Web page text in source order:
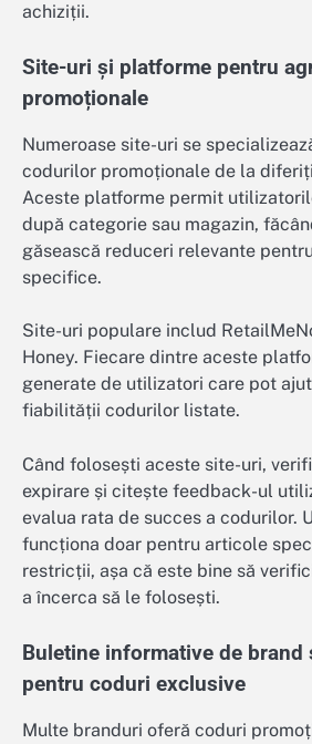
achiziții.
Site-uri și platforme pentru
promoționale
Numeroase site-uri se
codurilor promoționale de la
Aceste platforme permit
după categorie sau magazin,
găsească reduceri relevante
specifice.
Site-uri populare includ
Honey. Fiecare dintre aceste
generate de utilizatori care pot
fiabilității codurilor listate.
Când folosești aceste site-uri,
expirare și citește feedback-ul
evalua rata de succes a codurilor.
funcționa doar pentru articole
restricții, așa că este bine să
a încerca să le folosești.
Buletine informative de brand
pentru coduri exclusive
Multe branduri oferă coduri